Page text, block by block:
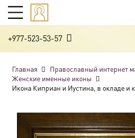
+977-523-53-57
Главная
Православный интернет
Женские именные иконы
Икона Киприан и Иустина, в окладе и